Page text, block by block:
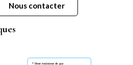
Nous contacter